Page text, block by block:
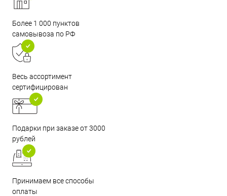
Более 1 000 пунктов
самовывоза по РФ
Весь ассортимент
сертифицирован
Подарки при заказе от 3000
рублей
Принимаем все способы
оплаты